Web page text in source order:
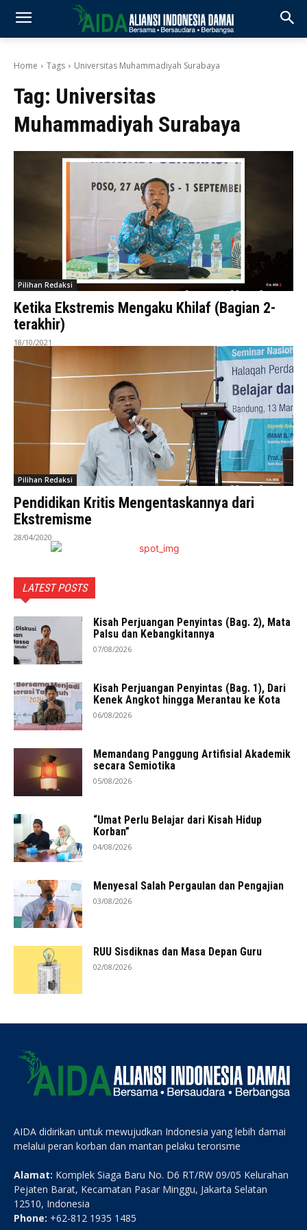
Home Tags Universitas Muhammadiyah Surabaya
Tag: Universitas
Muhammadiyah Surabaya
Pilihan Redaksi
Ketika Ekstremis Mengaku Khilaf (Bagian 2-
terakhir)
18/10/2021
Pilihan Redaksi
Pendidikan Kritis Mengentaskannya dari
Ekstremisme
28/04/2020
LATEST POSTS
Kisah Perjuangan Penyintas (Bag. 2), Mata
Palsu dan Kebangkitannya
07/08/2026
Kisah Perjuangan Penyintas (Bag. 1), Dari
Kenek Angkot hingga Merantau ke Kota
06/08/2026
Memandang Panggung Artifisial Akademik
secara Semiotika
05/08/2026
“Umat Perlu Belajar dari Kisah Hidup
Korban”
04/08/2026
Menyesal Salah Pergaulan dan Pengajian
03/08/2026
RUU Sisdiknas dan Masa Depan Guru
02/08/2026
AIDA didirikan untuk mewujudkan Indonesia yang lebih damai
melalui peran korban dan mantan pelaku terorisme
Alamat: Komplek Siaga Baru No. D6 RT/RW 09/05 Kelurahan
Pejaten Barat, Kecamatan Pasar Minggu, Jakarta Selatan
12510, Indonesia
Phone: +62-812 1935 1485